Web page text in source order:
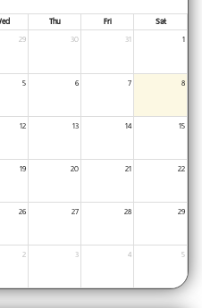
Thu Fri
Sat
29 30 31 1
5 6 7 8
12 13 14 15
19 20 21 22
26 27 28 29
2 3 4 5